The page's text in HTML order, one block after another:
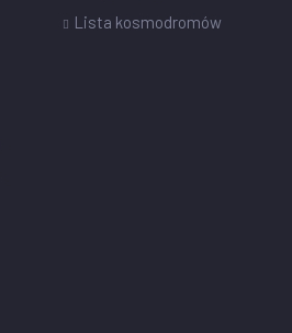
Lista kosmodromów